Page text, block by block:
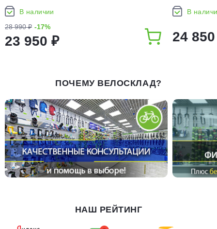
В наличии
28 990 ₽ -17%
23 950 ₽
В
24
ПОЧЕМУ ВЕЛОСКЛАД?
НАШ РЕЙТИНГ